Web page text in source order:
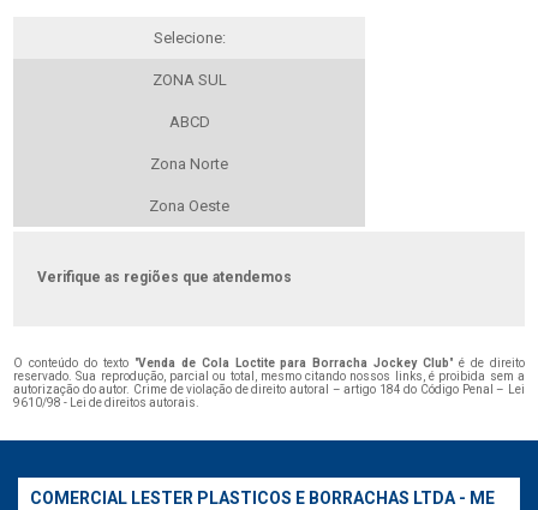
Selecione:
ZONA SUL
ABCD
Zona Norte
Zona Oeste
Verifique as regiões que atendemos
O conteúdo do texto "Venda de Cola Loctite para Borracha Jockey Club" é de direito
reservado. Sua reprodução, parcial ou total, mesmo citando nossos links, é proibida sem a
autorização do autor. Crime de violação de direito autoral – artigo 184 do Código Penal – Lei
9610/98 - Lei de direitos autorais.
COMERCIAL LESTER PLASTICOS E BORRACHAS LTDA - ME